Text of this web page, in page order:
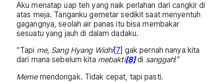
Aku menatap uap teh yang naik perlahan dari cangkir di
atas meja. Tanganku gemetar sedikit saat menyentuh
gagangnya, seolah air panas itu bisa membakar
sesuatu yang jauh di dalam dadaku.
“Tapi me, Sang Hyang Widhi[7] gak pernah nanya kita
dari mana sebelum kita mebakti[8] di sanggah!”
Mememendongak. Tidak cepat, tapi pasti.